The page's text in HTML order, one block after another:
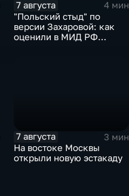
7 августа
4 мин
"Польский стыд" по
версии Захаровой: как
оценили в МИД РФ
7 августа
3 мин
На востоке Москвы
открыли новую эстакаду